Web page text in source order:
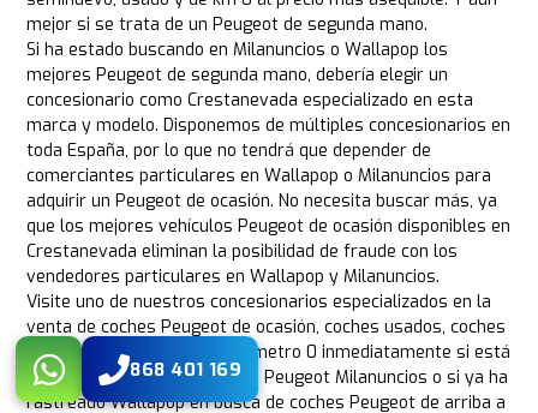
mejor si se trata de un Peugeot de segunda mano.
Si ha estado buscando en Milanuncios o Wallapop los
mejores Peugeot de segunda mano, debería elegir un
concesionario como Crestanevada especializado en esta
marca y modelo. Disponemos de múltiples concesionarios en
toda España, por lo que no tendrá que depender de
comerciantes particulares en Wallapop o Milanuncios para
adquirir un Peugeot de ocasión. No necesita buscar más, ya
que los mejores vehículos Peugeot de ocasión disponibles en
Crestanevada eliminan la posibilidad de fraude con los
vendedores particulares en Wallapop y Milanuncios.
Visite uno de nuestros concesionarios especializados en la
venta de coches Peugeot de ocasión, coches usados, coches
seminuevos y coches de kilómetro 0 inmediatamente si está
cansado de buscar coches en Peugeot Milanuncios o si ya ha
rastreado Wallapop en busca de coches Peugeot de arriba a
868 401 169